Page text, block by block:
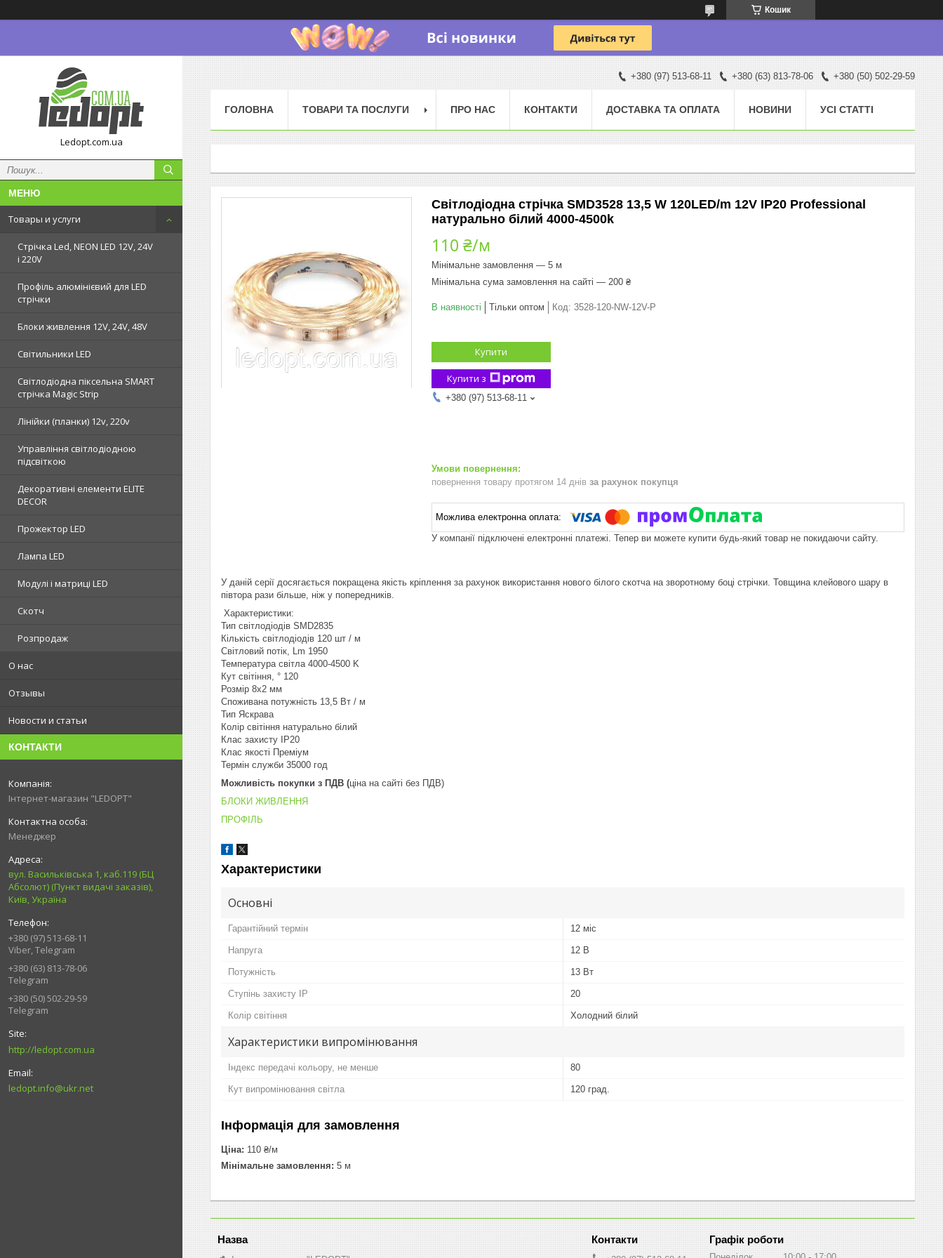
Кошик
Ledopt.com.ua
Товары и услуги
Стрічка Led, NEON LED 12V, 24V
і 220V
Профіль алюмінієвий для LED
стрічки
Блоки живлення 12V, 24V, 48V
Світильники LED
Світлодіодна піксельна SMART
стрічка Magic Strip
Лінійки (планки) 12v, 220v
Управління світлодіодною
підсвіткою
Декоративні елементи ELITE
DECOR
Прожектор LED
Лампа LED
Модулі і матриці LED
Скотч
Розпродаж
О нас
Отзывы
Новости и статьи
КОНТАКТИ
Інтернет-магазин "LEDOPT"
Менеджер
вул. Васильківська 1, каб.119 (БЦ
Абсолют) (Пункт видачі заказів),
Київ, Україна
+380 (97) 513-68-11
Viber, Telegram
+380 (63) 813-78-06
Telegram
+380 (50) 502-29-59
Telegram
http://ledopt.com.ua
ledopt.info@ukr.net
+380 (97) 513-68-11 +380 (63) 813-78-06 +380 (50) 502-29-59
ГОЛОВНА ТОВАРИ ТА ПОСЛУГИ ПРО НАС КОНТАКТИ ДОСТАВКА ТА ОПЛАТА НОВИНИ УСІ СТАТТІ
Світлодіодна стрічка SMD3528 13,5 W 120LED/m 12V IP20 Professional
натурально білий 4000-4500k
110 ₴/м
Мінімальне замовлення — 5 м
Мінімальна сума замовлення на сайті — 200 ₴
В наявності Тільки оптом Код: 3528-120-NW-12V-P
Купити
Купити з
+380 (97) 513-68-11
повернення товару протягом 14 днів за рахунок покупця
У компанії підключені електронні платежі. Тепер ви можете купити будь-який товар не покидаючи сайту.
У даній серії досягається покращена якість кріплення за рахунок використання нового білого скотча на зворотному боці стрічки. Товщина клейового шару в
півтора рази більше, ніж у попередників.
Характеристики:
Тип світлодіодів SMD2835
Кількість світлодіодів 120 шт / м
Світловий потік, Lm 1950
Температура світла 4000-4500 K
Кут світіння, ° 120
Розмір 8х2 мм
Споживана потужність 13,5 Вт / м
Тип Яскрава
Колір світіння натурально білий
Клас захисту IP20
Клас якості Преміум
Термін служби 35000 год
Можливість покупки з ПДВ (ціна на сайті без ПДВ)
БЛОКИ ЖИВЛЕННЯ
ПРОФІЛЬ
Характеристики
Основні
Гарантійний термін 12 міс
Напруга 12 В
Потужність 13 Вт
Ступінь захисту IP 20
Колір світіння Холодний білий
Характеристики випромінювання
Індекс передачі кольору, не менше 80
Кут випромінювання світла 120 град.
Інформація для замовлення
Ціна: 110 ₴/м
Мінімальне замовлення: 5 м
Графік роботи